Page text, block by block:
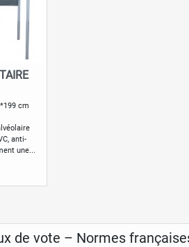
cm
anti-
une...
de vote – Normes